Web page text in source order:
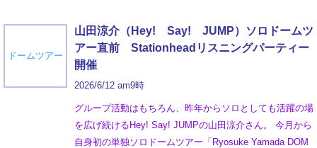
ドームツアー
山田涼介（Hey! Say! JUMP）ソロドームツ
アー直前 Stationheadリスニングパーティー
開催
2026/6/12 am9時
グループ活動はもちろん、昨年からソロとしても活躍の場
を広げ続けるHey! Say! JUMPの山田涼介さん。 今月から
自身初の単独ソロドームツアー「Ryosuke Yamada DOM